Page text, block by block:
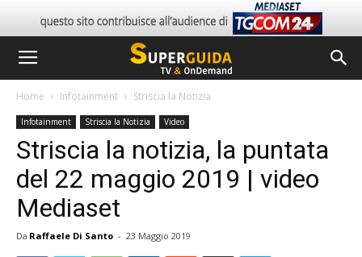
Home Infotainment Striscia la Notizia
Infotainment Striscia la Notizia Video
Striscia la notizia, la puntata
del 22 maggio 2019 | video
Mediaset
Da Raffaele Di Santo - 23 Maggio 2019